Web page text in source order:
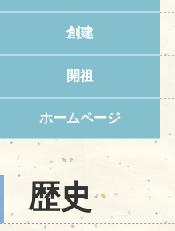
創建
開祖
ホームページ
歴史